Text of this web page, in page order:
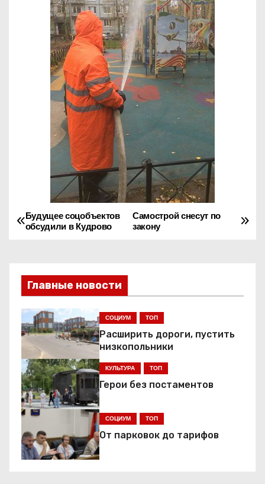
Н
в
и
г
а
ц
и
я
п
Самострой снесут по
закону
Будущее соцобъектов
обсудили в Кудрово
Главные новости
СОЦИУМ ТОП
Расширить дороги, пустить
низкопольники
КУЛЬТУРА ТОП
Герои без постаментов
СОЦИУМ ТОП
От парковок до тарифов